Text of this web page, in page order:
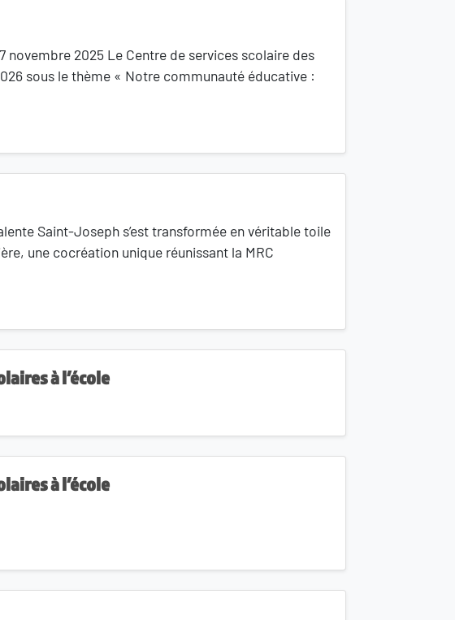
novembre 2025 Le Centre de services scolaire des
sous le thème « Notre communauté éducative :
Saint-Joseph s’est transformée en véritable toile
une cocréation unique réunissant la MRC
à l’école
à l’école